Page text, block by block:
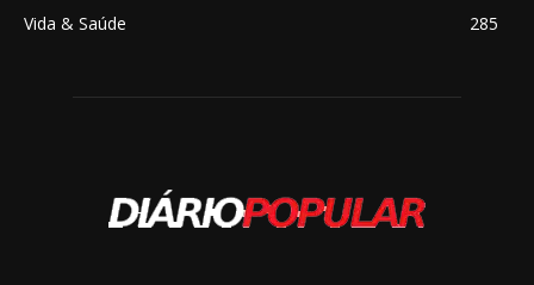
Vida & Saúde
285